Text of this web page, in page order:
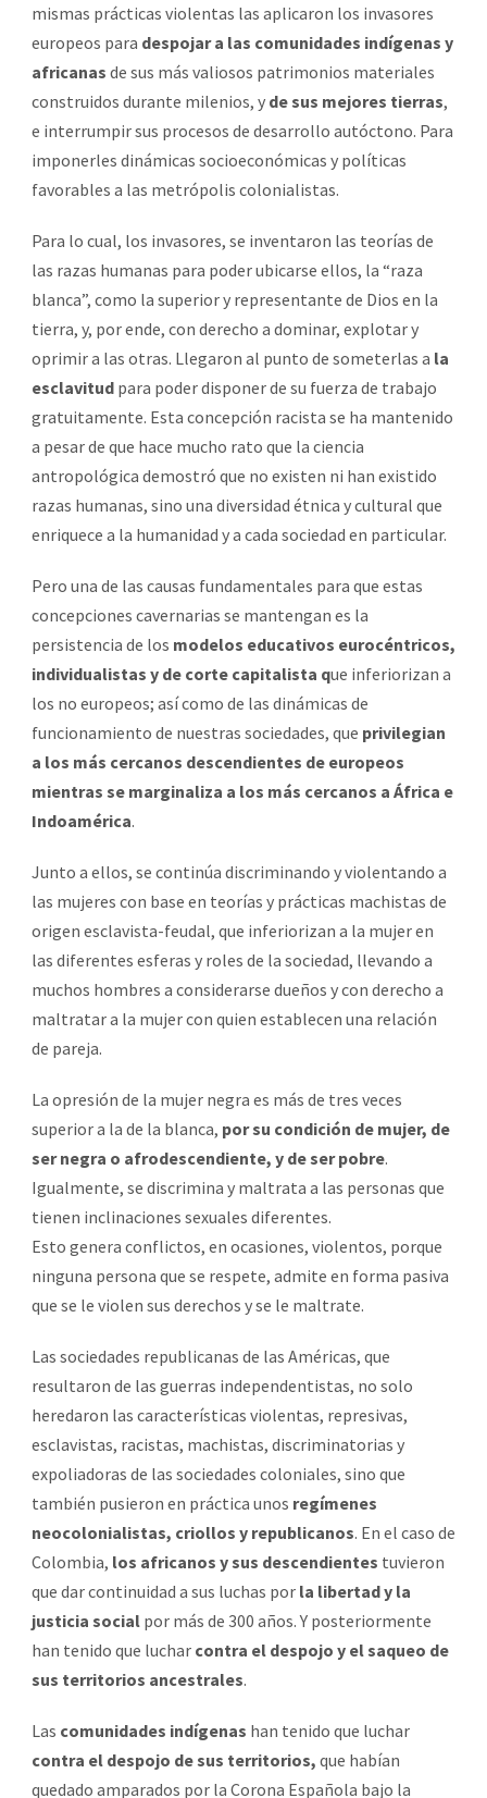
mismas prácticas violentas las aplicaron los invasores
europeos para despojar a las comunidades indígenas y
africanas de sus más valiosos patrimonios materiales
construidos durante milenios, y de sus mejores tierras,
e interrumpir sus procesos de desarrollo autóctono. Para
imponerles dinámicas socioeconómicas y políticas
favorables a las metrópolis colonialistas.
Para lo cual, los invasores, se inventaron las teorías de
las razas humanas para poder ubicarse ellos, la “raza
blanca”, como la superior y representante de Dios en la
tierra, y, por ende, con derecho a dominar, explotar y
oprimir a las otras. Llegaron al punto de someterlas a la
esclavitud para poder disponer de su fuerza de trabajo
gratuitamente. Esta concepción racista se ha mantenido
a pesar de que hace mucho rato que la ciencia
antropológica demostró que no existen ni han existido
razas humanas, sino una diversidad étnica y cultural que
enriquece a la humanidad y a cada sociedad en particular.
Pero una de las causas fundamentales para que estas
concepciones cavernarias se mantengan es la
persistencia de los modelos educativos eurocéntricos,
individualistas y de corte capitalista que inferiorizan a
los no europeos; así como de las dinámicas de
funcionamiento de nuestras sociedades, que privilegian
a los más cercanos descendientes de europeos
mientras se marginaliza a los más cercanos a África e
Indoamérica.
Junto a ellos, se continúa discriminando y violentando a
las mujeres con base en teorías y prácticas machistas de
origen esclavista-feudal, que inferiorizan a la mujer en
las diferentes esferas y roles de la sociedad, llevando a
muchos hombres a considerarse dueños y con derecho a
maltratar a la mujer con quien establecen una relación
de pareja.
La opresión de la mujer negra es más de tres veces
superior a la de la blanca, por su condición de mujer, de
ser negra o afrodescendiente, y de ser pobre.
Igualmente, se discrimina y maltrata a las personas que
tienen inclinaciones sexuales diferentes.
Esto genera conflictos, en ocasiones, violentos, porque
ninguna persona que se respete, admite en forma pasiva
que se le violen sus derechos y se le maltrate.
Las sociedades republicanas de las Américas, que
resultaron de las guerras independentistas, no solo
heredaron las características violentas, represivas,
esclavistas, racistas, machistas, discriminatorias y
expoliadoras de las sociedades coloniales, sino que
también pusieron en práctica unos regímenes
neocolonialistas, criollos y republicanos. En el caso de
Colombia, los africanos y sus descendientes tuvieron
que dar continuidad a sus luchas por la libertad y la
justicia social por más de 300 años. Y posteriormente
han tenido que luchar contra el despojo y el saqueo de
sus territorios ancestrales.
Las comunidades indígenas han tenido que luchar
contra el despojo de sus territorios, que habían
quedado amparados por la Corona Española bajo la